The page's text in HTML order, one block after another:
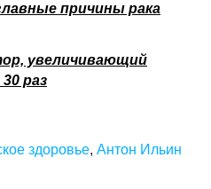
причины рака
увеличивающий
раз
здоровье, Антон Ильин